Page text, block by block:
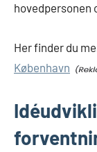
hovedpersonen
Her finder du
København